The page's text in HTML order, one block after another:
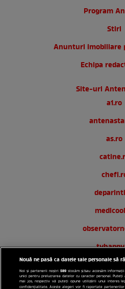
Program
Stiri
Anunturi imobiliare
Echipa
Site-uri
a1.ro
as.ro
Nouă ne pasă ca datele tale personale să
Noi și partenerii noștri589 stocăm și/sau accesăm
unici pentru prelucrarea datelor cu caracter personal.
mai jos, respectiv vă puteți opune utilizării unui interes
confidențialitate. Aceste alegeri vor fi raportate